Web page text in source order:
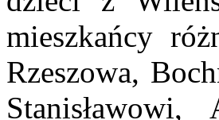
mieszkańcy
Rzeszowa,